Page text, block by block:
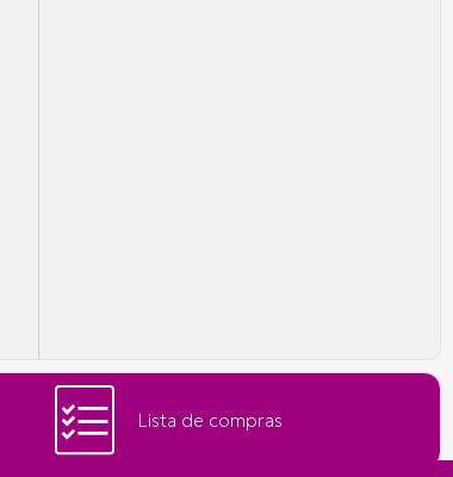
Lista de compras